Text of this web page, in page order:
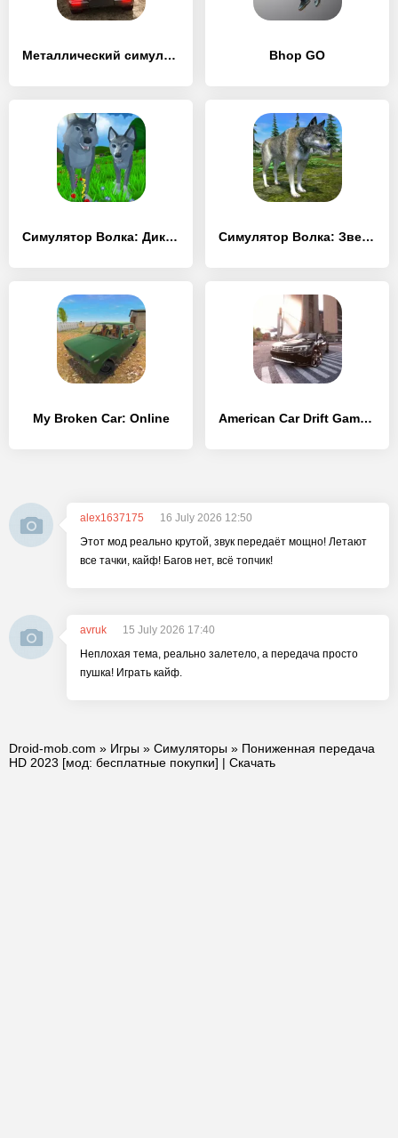
Металлический симулятор SUV4x4 Bhop GO
Симулятор Волка: Дикие Животные Симулятор Волка: Звери Волки
My Broken Car: Online American Car Drift Game 2023
alex1637175
16 July 2026 12:50
Этот мод реально крутой, звук передаёт мощно! Летают
все тачки, кайф! Багов нет, всё топчик!
avruk
15 July 2026 17:40
Неплохая тема, реально залетело, а передача просто
пушка! Играть кайф.
Droid-mob.com » Игры » Симуляторы » Пониженная передача
HD 2023 [мод: бесплатные покупки] | Скачать